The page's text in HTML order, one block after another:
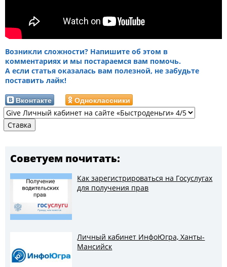
Возникли сложности? Напишите об этом в
комментариях и мы постараемся вам помочь.
А если статья оказалась вам полезной, не забудьте
поставить лайк!
Вконтакте Одноклассники
Советуем почитать:
Как зарегистрироваться на Госуслугах
для получения прав
Личный кабинет ИнфоЮгра, Ханты-
Мансийск